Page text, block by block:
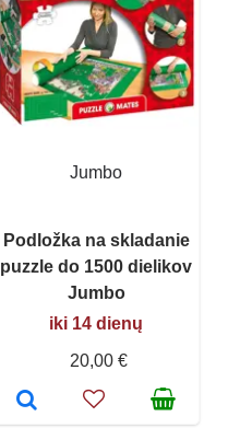
Jumbo
Podložka na skladanie
puzzle do 1500 dielikov
Jumbo
iki 14 dienų
20,00 €